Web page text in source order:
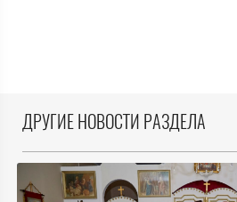
ДРУГИЕ НОВОСТИ РАЗДЕЛА